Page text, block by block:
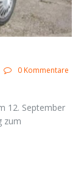
0 Kommentare
12. September
zum